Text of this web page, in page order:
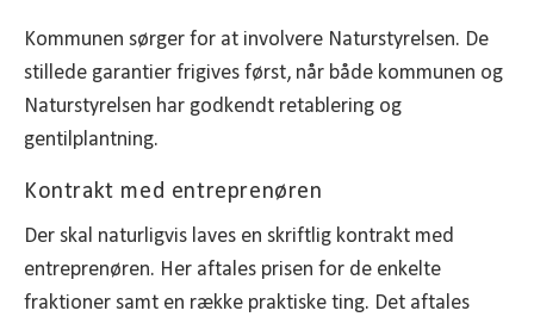
Kommunen sørger for at involvere Naturstyrelsen. De
stillede garantier frigives først, når både kommunen og
Naturstyrelsen har godkendt retablering og
gentilplantning.
Kontrakt med entreprenøren
Der skal naturligvis laves en skriftlig kontrakt med
entreprenøren. Her aftales prisen for de enkelte
fraktioner samt en række praktiske ting. Det aftales